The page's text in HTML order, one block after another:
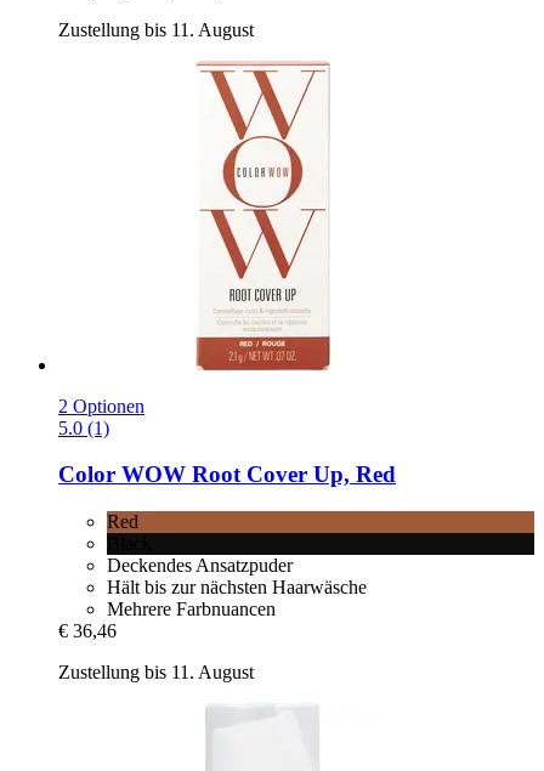
Zustellung bis 11. August
2 Optionen
5.0 (1)
Color WOW Root Cover Up, Red
Red
Deckendes Ansatzpuder
Hält bis zur nächsten Haarwäsche
Mehrere Farbnuancen
€ 36,46
Zustellung bis 11. August